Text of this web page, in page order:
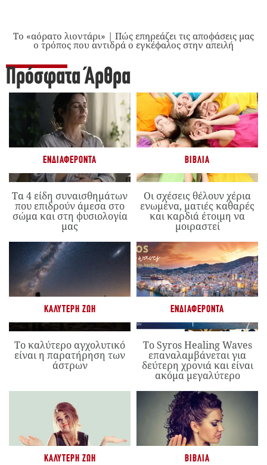
Το «αόρατο λιοντάρι» | Πώς επηρεάζει τις αποφάσεις μας
ο τρόπος που αντιδρά ο εγκέφαλος στην απειλή
Πρόσφατα Άρθρα
ΕΝΔΙΑΦΈΡΟΝΤΑ
Τα 4 είδη συναισθημάτων
που επιδρούν άμεσα στο
σώμα και στη φυσιολογία
μας
ΒΙΒΛΊΑ
Οι σχέσεις θέλουν χέρια
ενωμένα, ματιές καθαρές
και καρδιά έτοιμη να
μοιραστεί
ΚΑΛΎΤΕΡΗ ΖΩΉ
Το καλύτερο αγχολυτικό
είναι η παρατήρηση των
άστρων
ΕΝΔΙΑΦΈΡΟΝΤΑ
Το Syros Healing Waves
επαναλαμβάνεται για
δεύτερη χρονιά και είναι
ακόμα μεγαλύτερο
ΚΑΛΎΤΕΡΗ ΖΩΉ ΒΙΒΛΊΑ